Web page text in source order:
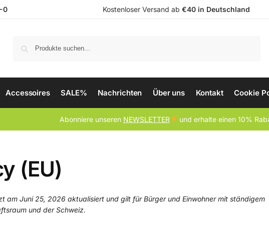
0 Kostenloser Versand ab €40 in Deutschland
Accessoires SALE% Nachrichten Über uns Kontakt Cookie
Abonniere unseren NEWSLETTER und erhalte einen 10%
(EU)
am Juni 25, 2026 aktualisiert und gilt für Bürger und Einwohner mit ständigem
und der Schweiz.